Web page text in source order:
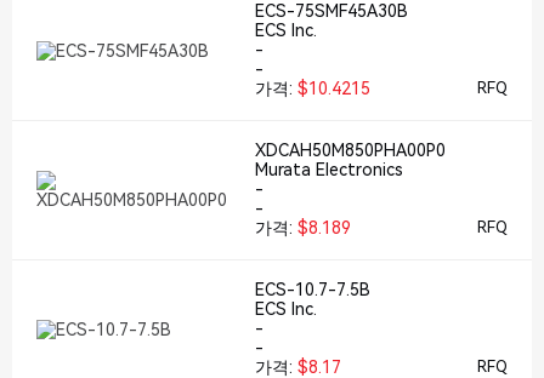
ECS-75SMF45A30B
ECS Inc.
-
-
가격: $10.4215 RFQ
XDCAH50M850PHA00P0
Murata Electronics
-
-
가격: $8.189 RFQ
ECS-10.7-7.5B
ECS Inc.
-
-
가격: $8.17 RFQ